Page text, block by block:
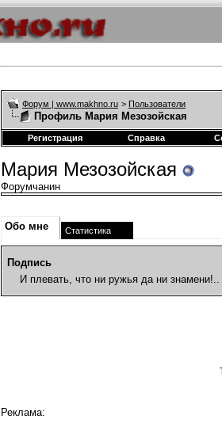
Форум | www.makhno.ru > Пользователи
Профиль Мария Мезозойская
Регистрация Справка
Мария Мезозойская
Форумчанин
Обо мне Статистика
Подпись
И плевать, что ни ружья да ни
Реклама: